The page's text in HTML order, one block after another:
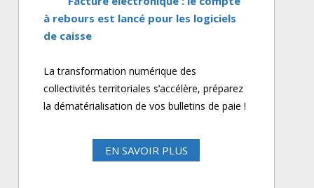
à rebours est lancé pour les logiciels
de caisse
La transformation numérique des
collectivités territoriales s’accélère, préparez
la dématérialisation de vos bulletins de paie !
EN SAVOIR PLUS